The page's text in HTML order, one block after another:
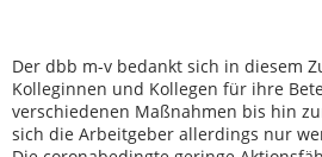
Der dbb m-v bedankt sich in diesem
Kolleginnen und Kollegen für ihre
verschiedenen Maßnahmen bis hin
sich die Arbeitgeber allerdings nur